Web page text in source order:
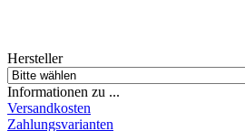
Hersteller
Informationen zu ...
Versandkosten
Zahlungsvarianten